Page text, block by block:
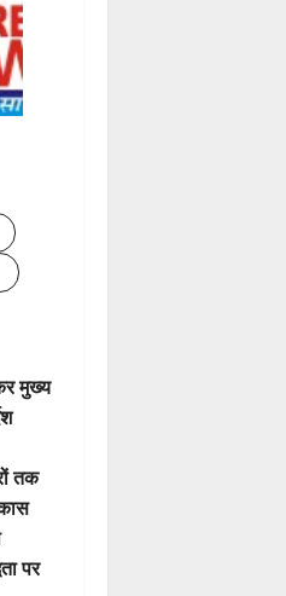
मुख्य
तक
पर